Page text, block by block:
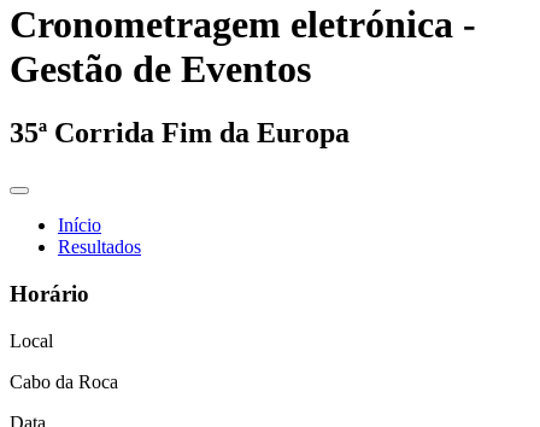
Cronometragem eletrónica -
Gestão de Eventos
35ª Corrida Fim da Europa
Início
Resultados
Horário
Local
Cabo da Roca
Data